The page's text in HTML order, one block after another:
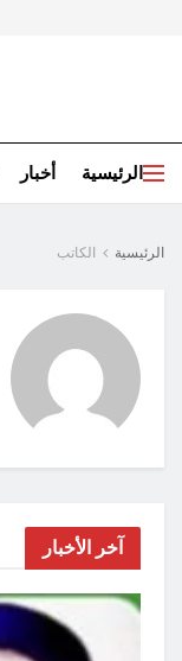
الرئيسية أخبار
الرئيسية الكاتب
آخر الأخبار